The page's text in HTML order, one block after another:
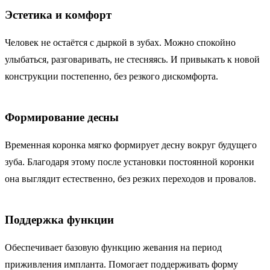
Эстетика и комфорт
Человек не остаётся с дыркой в зубах. Можно спокойно
улыбаться, разговаривать, не стесняясь. И привыкать к новой
конструкции постепенно, без резкого дискомфорта.
Формирование десны
Временная коронка мягко формирует десну вокруг будущего
зуба. Благодаря этому после установки постоянной коронки
она выглядит естественно, без резких переходов и провалов.
Поддержка функции
Обеспечивает базовую функцию жевания на период
приживления импланта. Помогает поддерживать форму